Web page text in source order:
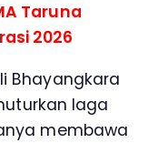
Taruna
2026
Bhayangkara
laga
membawa